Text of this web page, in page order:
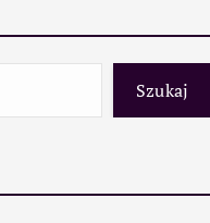
Szukaj